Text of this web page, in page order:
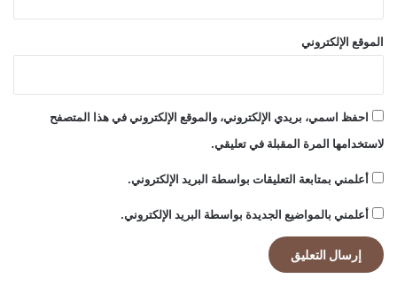
الموقع الإلكتروني
احفظ اسمي، بريدي الإلكتروني، والموقع الإلكتروني في هذا المتصفح
لاستخدامها المرة المقبلة في تعليقي.
أعلمني بمتابعة التعليقات بواسطة البريد الإلكتروني.
أعلمني بالمواضيع الجديدة بواسطة البريد الإلكتروني.